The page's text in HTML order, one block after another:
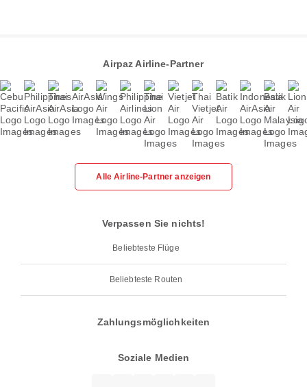
Airpaz Airline-Partner
Alle Airline-Partner anzeigen
Verpassen Sie nichts!
Beliebteste Flüge
Beliebteste Routen
Zahlungsmöglichkeiten
Soziale Medien